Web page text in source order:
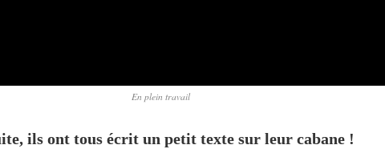
En plein travail
ils ont tous écrit un petit texte sur leur cabane !